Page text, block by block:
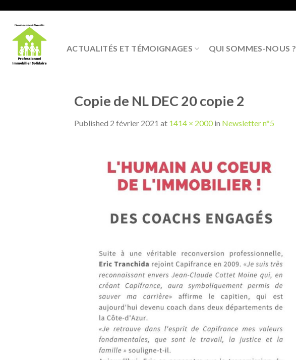
content
ACTUALITÉS ET TÉMOIGNAGES
QUI SOMMES-NOUS ?
Copie de NL DEC 20 copie 2
Published 2 février 2021 at 1414 × 2000in Newsletter n°5